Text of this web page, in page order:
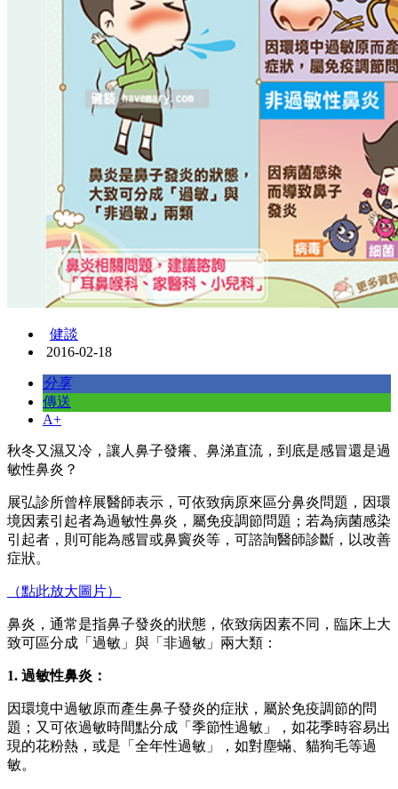
健談
2016-02-18
分享
傳送
A+
秋冬又濕又冷，讓人鼻子發癢、鼻涕直流，到底是感冒還是過
敏性鼻炎？
展弘診所曾梓展醫師表示，可依致病原來區分鼻炎問題，因環
境因素引起者為過敏性鼻炎，屬免疫調節問題；若為病菌感染
引起者，則可能為感冒或鼻竇炎等，可諮詢醫師診斷，以改善
症狀。
（點此放大圖片）
鼻炎，通常是指鼻子發炎的狀態，依致病因素不同，臨床上大
致可區分成「過敏」與「非過敏」兩大類：
1. 過敏性鼻炎：
因環境中過敏原而產生鼻子發炎的症狀，屬於免疫調節的問
題；又可依過敏時間點分成「季節性過敏」，如花季時容易出
現的花粉熱，或是「全年性過敏」，如對塵蟎、貓狗毛等過
敏。